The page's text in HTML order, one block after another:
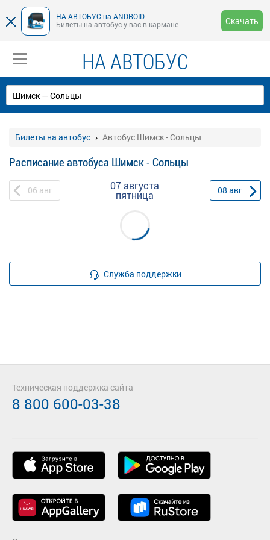
НА-АВТОБУС на ANDROID
Билеты на автобус у вас в кармане
Скачать
НА АВТОБУС
Билеты на автобус Автобус Шимск - Сольцы
Расписание автобуса Шимск - Сольцы
06 авг 07 августа
пятница 08 авг
Служба поддержки
Техническая поддержка сайта
8 800 600-03-38